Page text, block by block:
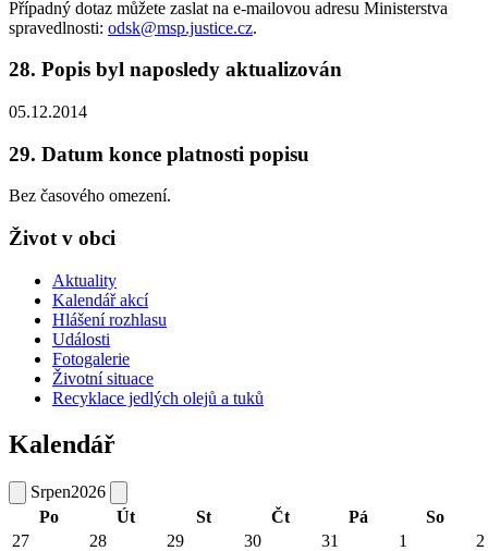
Případný dotaz můžete zaslat na e-mailovou adresu Ministerstva
spravedlnosti: odsk@msp.justice.cz.
28. Popis byl naposledy aktualizován
05.12.2014
29. Datum konce platnosti popisu
Bez časového omezení.
Život v obci
Aktuality
Kalendář akcí
Hlášení rozhlasu
Události
Fotogalerie
Životní situace
Recyklace jedlých olejů a tuků
Kalendář
Srpen2026
Po
Út St Čt Pá
So
27
28 29 30 31 1 2